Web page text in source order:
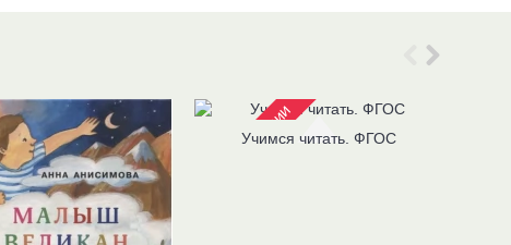
Нет в наличии
Учимся читать. ФГОС